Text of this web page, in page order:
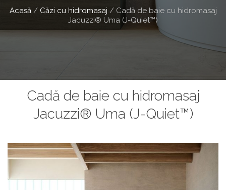
Acasă/ Căzi cu hidromasaj / Cadă de baie cu hidromasaj
Jacuzzi® Uma (J-Quiet™)
Cadă de baie cu hidromasaj
Jacuzzi® Uma (J-Quiet™)